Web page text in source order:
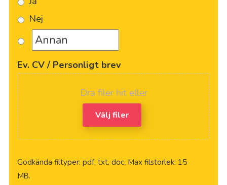
Nej
Ev. CV / Personligt brev
Dra filer hit eller
Välj filer
Godkända filtyper: pdf, txt, doc, Max filstorlek: 15
MB.